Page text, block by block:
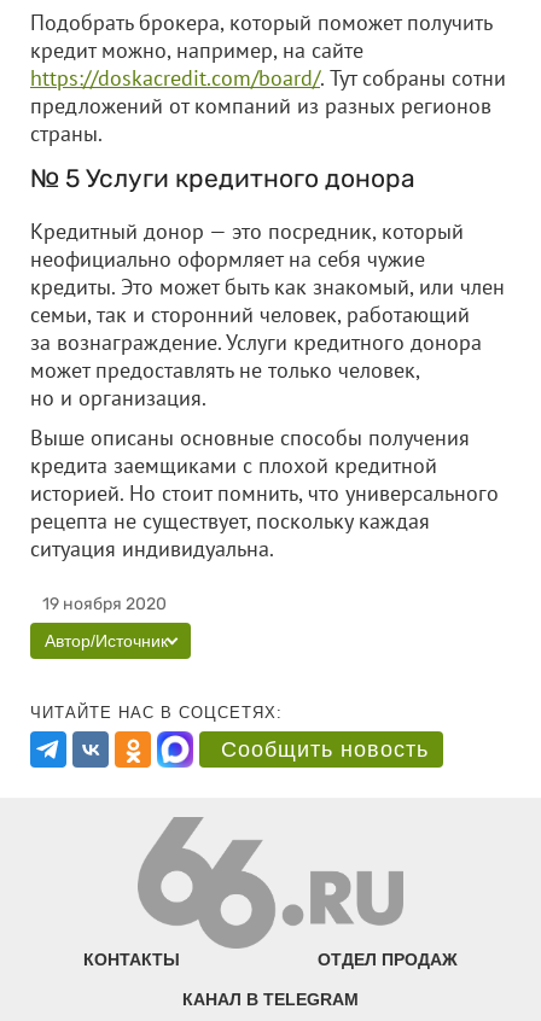
Подобрать брокера, который поможет получить
кредит можно, например, на сайте
https://doskacredit.com/board/. Тут собраны сотни
предложений от компаний из разных регионов
страны.
№ 5 Услуги кредитного донора
Кредитный донор — это посредник, который
неофициально оформляет на себя чужие
кредиты. Это может быть как знакомый, или член
семьи, так и сторонний человек, работающий
за вознаграждение. Услуги кредитного донора
может предоставлять не только человек,
но и организация.
Выше описаны основные способы получения
кредита заемщиками с плохой кредитной
историей. Но стоит помнить, что универсального
рецепта не существует, поскольку каждая
ситуация индивидуальна.
19 ноября 2020
Автор/Источник
ЧИТАЙТЕ НАС В СОЦСЕТЯХ:
Сообщить новость
КОНТАКТЫ ОТДЕЛ ПРОДАЖ
КАНАЛ В TELEGRAM